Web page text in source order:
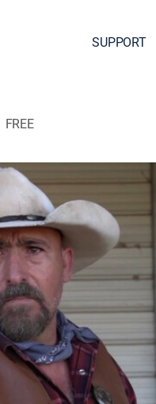
SUPPORT
FREE